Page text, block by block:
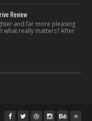
Review
and far more pleasing
what really matters? After